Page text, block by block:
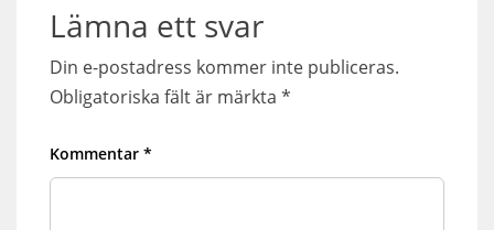
Lämna ett svar
Din e-postadress kommer inte publiceras.
Obligatoriska fält är märkta *
Kommentar *